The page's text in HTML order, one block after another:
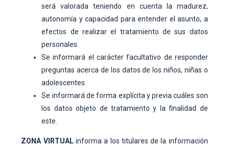
será valorada teniendo en cuenta la madurez,
autonomía y capacidad para entender el asunto, a
efectos de realizar el tratamiento de sus datos
personales.
Se informará el carácter facultativo de responder
preguntas acerca de los datos de los niños, niñas o
adolescentes.
Se informará de forma explícita y previa cuáles son
los datos objeto de tratamiento y la finalidad de
este.
ZONA VIRTUALinforma a los titulares de la información